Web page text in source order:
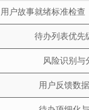
用户故事就绪标准检查
待办列表优先
风险识别与
用户反馈数